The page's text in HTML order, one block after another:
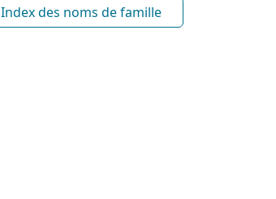
Index des noms de famille